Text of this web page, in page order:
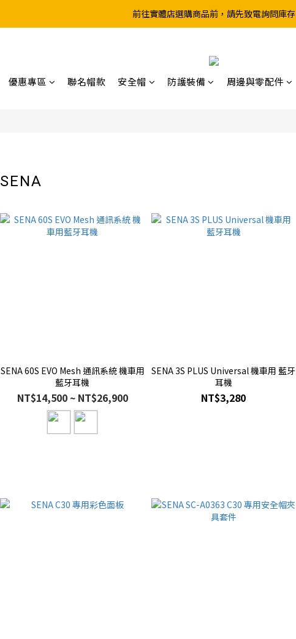
超取滿199、宅配滿490 享免運優惠
前往實體店選購商品前，請先致電詢問庫存
優惠專區 聯名帽款 安全帽 防護裝備 周邊與零配件
SENA
SENA 60S EVO Mesh 通訊系統 機車用
藍牙耳機
NT$14,500 ~ NT$26,900
SENA 3S PLUS Universal 機車用 藍牙
耳機
NT$3,280